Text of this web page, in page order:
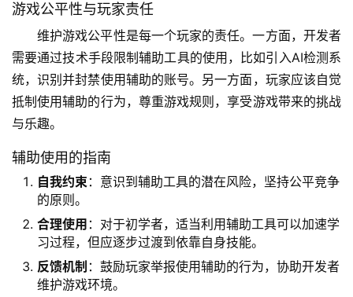
游戏公平性与玩家责任
维护游戏公平性是每一个玩家的责任。一方面，开发者
需要通过技术手段限制辅助工具的使用，比如引入AI检测系
统，识别并封禁使用辅助的账号。另一方面，玩家应该自觉
抵制使用辅助的行为，尊重游戏规则，享受游戏带来的挑战
与乐趣。
辅助使用的指南
自我约束：意识到辅助工具的潜在风险，坚持公平竞争
的原则。
合理使用 ：对于初学者，适当利用辅助工具可以加速学
习过程，但应逐步过渡到依靠自身技能。
反馈机制 ：鼓励玩家举报使用辅助的行为，协助开发者
维护游戏环境。